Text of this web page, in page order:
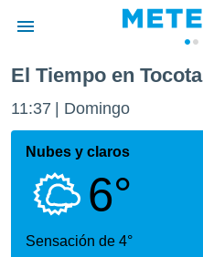
de
por
que se
calidad.
a este
las
El Tiempo en Tocota
11:37 Domingo
Nubes y claros
6°
Sensación de 4°